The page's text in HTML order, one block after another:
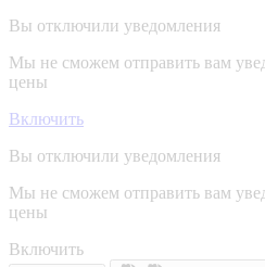
Вы отключили уведомления
Мы не сможем отправить вам
цены
Включить
Вы отключили уведомления
Мы не сможем отправить вам
цены
Включить